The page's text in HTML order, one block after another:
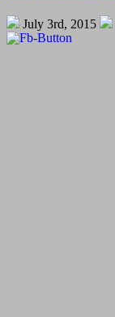
July 3rd, 2015